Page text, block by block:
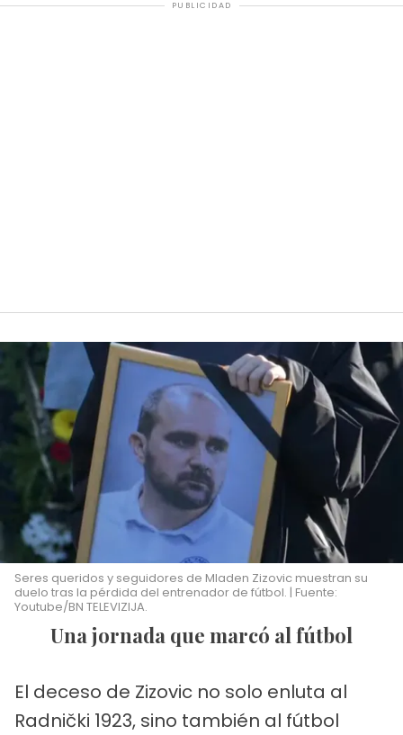
PUBLICIDAD
Seres queridos y seguidores de Mladen Zizovic muestran su
duelo tras la pérdida del entrenador de fútbol. | Fuente:
Youtube/BN TELEVIZIJA.
Una jornada que marcó al fútbol
El deceso de Zizovic no solo enluta al
Radnički 1923, sino también al fútbol